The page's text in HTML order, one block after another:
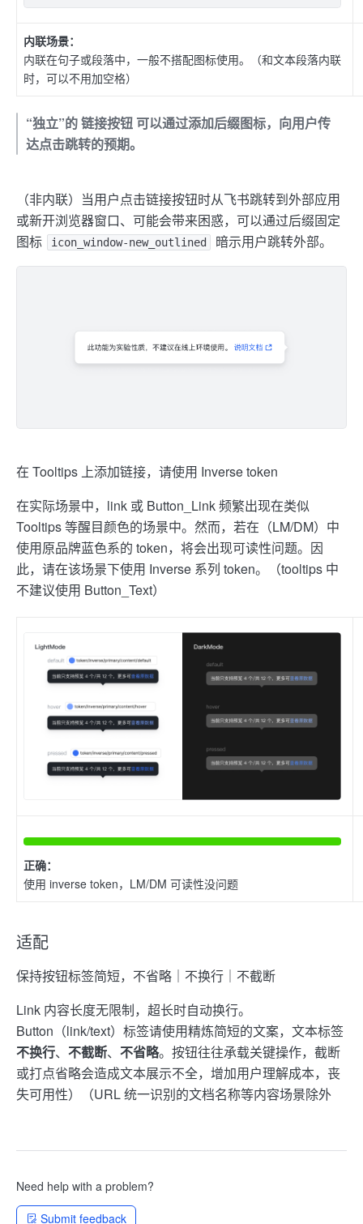
内联场景：
内联在句子或段落中，一般不搭配图标使用。（和文本段落内联
时，可以不用加空格）
“独立”的 链接按钮 可以通过添加后缀图标，向用户传
达点击跳转的预期。
（非内联）当用户点击链接按钮时从飞书跳转到外部应用
或新开浏览器窗口、可能会带来困惑，可以通过后缀固定
图标
icon_window-new_outlined 暗示用户跳转外部。
在 Tooltips 上添加链接，请使用 Inverse token
在实际场景中，link 或 Button_Link 频繁出现在类似
Tooltips 等醒目颜色的场景中。然而，若在（LM/DM）中
使用原品牌蓝色系的 token，将会出现可读性问题。因
此，请在该场景下使用 Inverse 系列 token。（tooltips 中
不建议使用 Button_Text）
正确：
使用 inverse token，LM/DM 可读性没问题
适配
保持按钮标签简短，不省略｜不换行｜不截断
Link 内容长度无限制，超长时自动换行。
Button（link/text）标签请使用精炼简短的文案，文本标签
不换行、 不截断、 不省略。按钮往往承载关键操作，截断
或打点省略会造成文本展示不全，增加用户理解成本，丧
失可用性）（URL 统一识别的文档名称等内容场景除外
Need help with a problem?
Submit feedback